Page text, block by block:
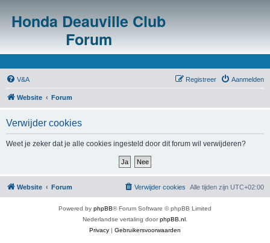
Honda Deauville Club
Forum
V&A Aanmelden
Registreer
Website Forum
Verwijder cookies
Weet je zeker dat je alle cookies ingesteld door dit forum wil verwijderen?
Website Forum Alle tijden zijn UTC+02:00
Verwijder cookies
Powered by phpBB® Forum Software © phpBB Limited
Nederlandse vertaling doorphpBB.nl
Privacy | Gebruikersvoorwaarden